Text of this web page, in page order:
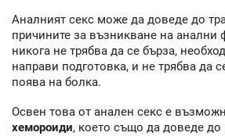
Аналният секс може да доведе до
причините за възникване на анални
никога не трябва да се бърза,
направи подготовка, и не трябва да
поява на болка.
Освен това от анален секс е
хемороиди, което също да доведе до